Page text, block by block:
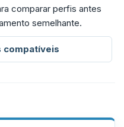
comparar perfis antes
semelhante.
compatíveis